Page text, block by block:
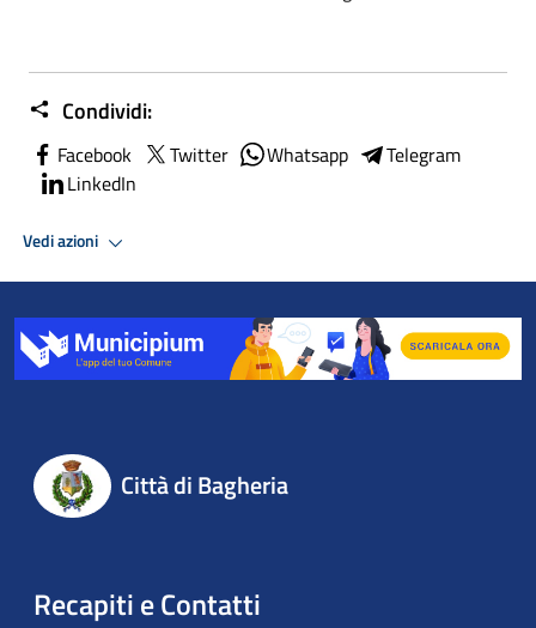
Condividi:
Facebook Twitter Whatsapp
Telegram
LinkedIn
Vedi azioni
Città di Bagheria
Recapiti e Contatti